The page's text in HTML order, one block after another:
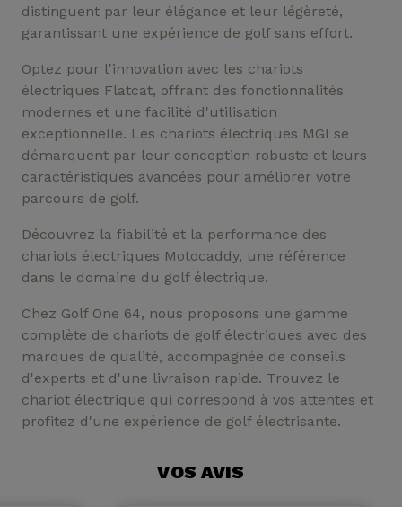
distinguent par leur élégance et leur légèreté,
garantissant une expérience de golf sans effort.
Optez pour l'innovation avec les chariots
électriques Flatcat, offrant des fonctionnalités
modernes et une facilité d'utilisation
exceptionnelle. Les chariots électriques MGI se
démarquent par leur conception robuste et leurs
caractéristiques avancées pour améliorer votre
parcours de golf.
Découvrez la fiabilité et la performance des
chariots électriques Motocaddy, une référence
dans le domaine du golf électrique.
Chez Golf One 64, nous proposons une gamme
complète de chariots de golf électriques avec des
marques de qualité, accompagnée de conseils
d'experts et d'une livraison rapide. Trouvez le
chariot électrique qui correspond à vos attentes et
profitez d'une expérience de golf électrisante.
VOS AVIS